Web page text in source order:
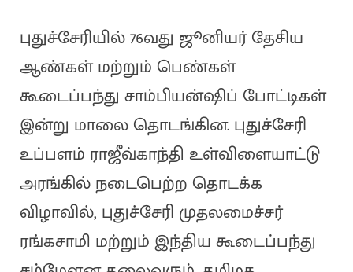
புதுச்சேரியில் 76வது ஜூனியர் தேசிய
ஆண்கள் மற்றும் பெண்கள்
கூடைப்பந்து சாம்பியன்ஷிப் போட்டிகள்
இன்று மாலை தொடங்கின. புதுச்சேரி
உப்பளம் ராஜீவ்காந்தி உள்விளையாட்டு
அரங்கில் நடைபெற்ற தொடக்க
விழாவில், புதுச்சேரி முதலமைச்சர்
ரங்கசாமி மற்றும் இந்திய கூடைப்பந்து